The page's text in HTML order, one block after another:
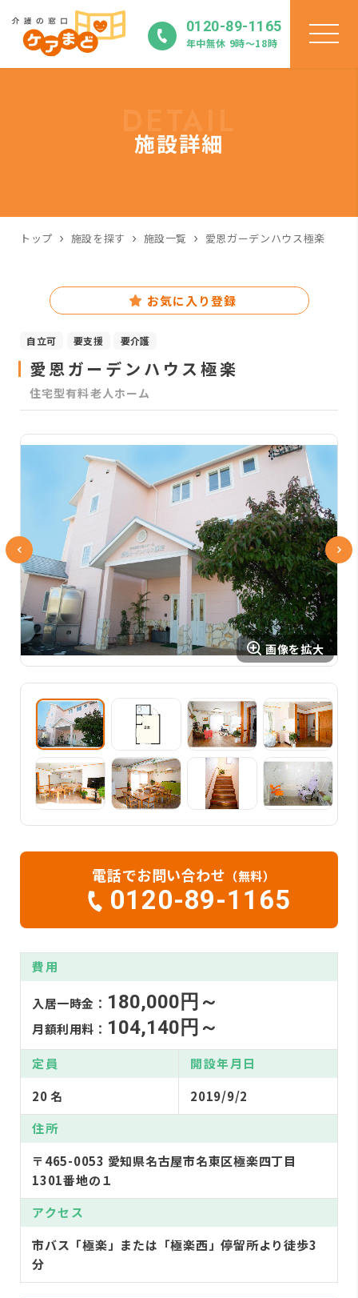
0120-89-1165
年中無休 9時〜18時
施設詳細
トップ 施設を探す 施設一覧 愛恩ガーデンハウス極楽
お気に入り登録
自立可 要支援 要介護
愛恩ガーデンハウス極楽
住宅型有料老人ホーム
電話でお問い合わせ （無料）
0120-89-1165
費用
入居一時金： 180,000円～
月額利用料： 104,140円～
定員
20 名
開設年月日
2019/9/2
住所
〒465-0053 愛知県名古屋市名東区極楽四丁目
1301番地の１
アクセス
市バス「極楽」または「極楽西」停留所より徒歩3
分